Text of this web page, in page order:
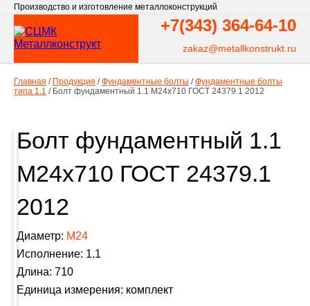
Производство и изготовление металлоконструкций
+7(343) 364-64-10
zakaz@metallkonstrukt.ru
Главная / Продукция / Фундаментные болты / Фундаментные болты
типа 1.1 / Болт фундаментный 1.1 М24х710 ГОСТ 24379.1 2012
Болт фундаментный 1.1
М24х710 ГОСТ 24379.1
2012
Диаметр: М24
Исполнение: 1.1
Длина: 710
Единица измерения: комплект